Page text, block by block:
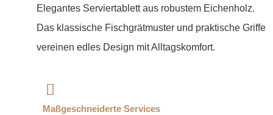
Elegantes Serviertablett aus robustem Eichenholz.
Das klassische Fischgrätmuster und praktische Griffe
vereinen edles Design mit Alltagskomfort.
Maßgeschneiderte Services